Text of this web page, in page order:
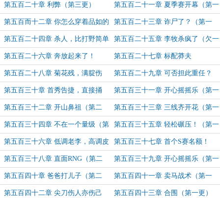
（第一更） （第二更）
第五百二十章 利弊（第三更） 第五百二十一章 夏季赛开幕（第一
更）
第五百而十二章 你怎么穿着品如的
衣服（第二更）
第五百二十三章 诈尸了？（第一
更）
第五百二十四章 杀人，比打野简单
（第二更）
第五百二十五章 李牧杀疯了（欠一
更）
第五百二十六章 奔放起来了！ 第五百二十七章 标配莽夫
第五百二十八章 菊花残，满腚伤
（第二更）
第五百二十九章 可否担此重任？
第五百三十章 首秀告捷，直接捅
懵！（第二更）
第五百三十一章 开心摇摇乐（第一
更）
第五百三十二章 开山鼻祖（第二
更）
第五百三十三章 三线齐开花（第一
更）
第五百三十四章 不在一个量级（第
二更）
第五百三十五章 轻松碾压！（第一
更）
第五百三十六章 低调老李，高调皮
牧（第二更）
第五百三十七章 首个S赛名额！
（第一更）
第五百三十八章 直面RNG（第二
更）
第五百三十九章 开心摇摇乐（第一
更）
第五百四十章 爸爸打儿子（第二
更）
第五百四十一章 卖马战术（第一
更）
第五百四十二章 尖刀伤人亦伤己 第五百四十三章 合围（第一更）